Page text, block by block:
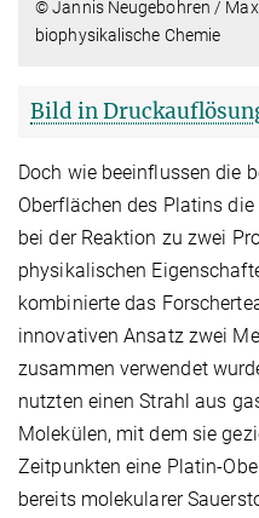
© Jannis Neugebohren /
biophysikalische Chemie
Bild in
Doch wie beeinflussen die
Oberflächen des Platins
bei der Reaktion zu zwei
physikalischen
kombinierte das
innovativen Ansatz zwei
zusammen verwendet
nutzten einen Strahl aus
Molekülen, mit dem sie
Zeitpunkten eine Platin-
bereits molekularer